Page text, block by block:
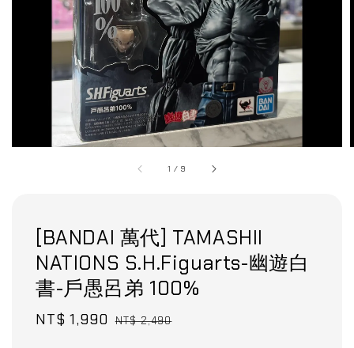
1 / 9
[BANDAI 萬代] TAMASHII
NATIONS S.H.Figuarts-幽遊白
書-戶愚呂弟 100%
Sale
NT$ 1,990 Regular
NT$ 2,490